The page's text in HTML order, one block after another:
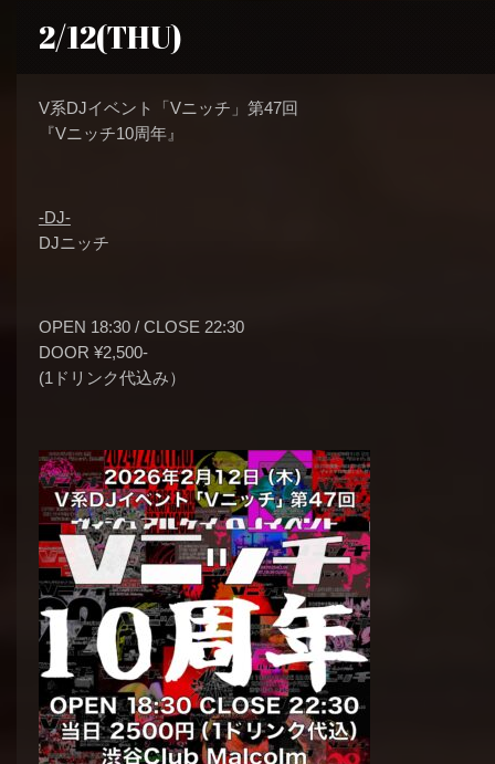
2/12(THU)
V系DJイベント「Vニッチ」第47回
『Vニッチ10周年』
-DJ-
DJニッチ
OPEN 18:30 / CLOSE 22:30
DOOR ¥2,500-
(1ドリンク代込み）